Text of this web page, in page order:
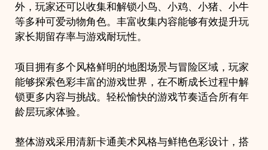
外，玩家还可以收集和解锁小鸟、小鸡、小猪、小牛
等多种可爱动物角色。丰富收集内容能够有效提升玩
家长期留存率与游戏耐玩性。
项目拥有多个风格鲜明的地图场景与冒险区域，玩家
能够探索色彩丰富的游戏世界，在不断成长过程中解
锁更多内容与挑战。轻松愉快的游戏节奏适合所有年
龄层玩家体验。
整体游戏采用清新卡通美术风格与鲜艳色彩设计，搭